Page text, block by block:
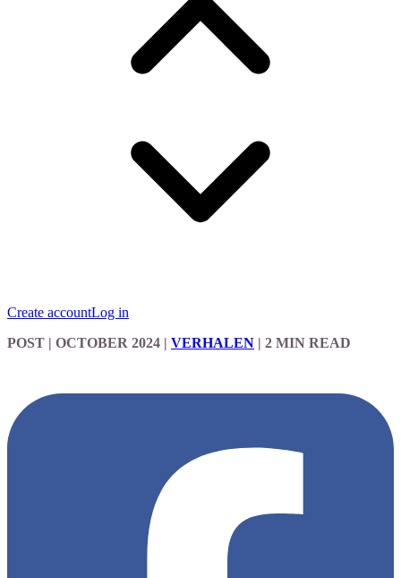
Create accountLog in
POST | OCTOBER 2024 | VERHALEN | 2 MIN READ